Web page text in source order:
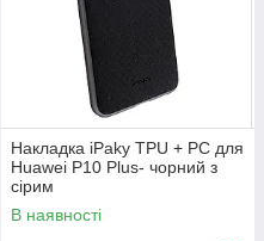
Накладка iPaky TPU + PC для
Huawei P10 Plus- чорний з
сірим
В наявності